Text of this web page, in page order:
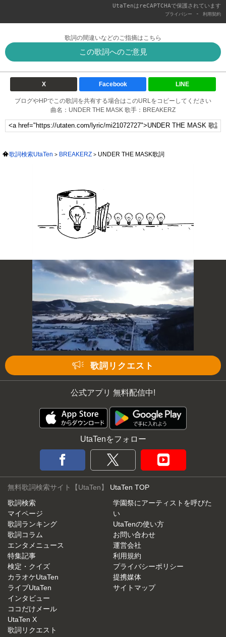
UtaTenはreCAPTCHAで保護されています
プライバシー - 利用契約
歌詞の間違いなどのご指摘はこちら
この歌詞へのご意見
X Facebook LINE
ブログやHPでこの歌詞を共有する場合はこのURLをコピーしてください
曲名：UNDER THE MASK 歌手：BREAKERZ
歌詞検索UtaTen BREAKERZ UNDER THE MASK歌詞
歌詞リクエスト
公式アプリ 無料配信中!
UtaTenをフォロー
無料歌詞検索サイト【UtaTen】 UtaTen TOP
歌詞検索
マイページ
歌詞ランキング
歌詞コラム
エンタメニュース
特集記事
検定・クイズ
カラオケUtaTen
ライブUtaTen
インタビュー
ココだけメール
UtaTen X
歌詞リクエスト
学園祭にアーティストを呼びた
い
UtaTenの使い方
お問い合わせ
運営会社
利用規約
プライバシーポリシー
提携媒体
サイトマップ